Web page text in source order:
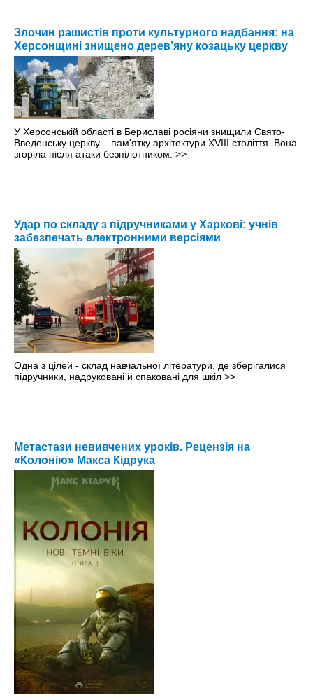
Злочин рашистів проти культурного надбання: на
Херсонщині знищено дерев’яну козацьку церкву
У Херсонській області в Бериславі росіяни знищили Свято-
Введенську церкву – пам'ятку архітектури XVIII століття. Вона
згоріла після атаки безпілотником. >>
Удар по складу з підручниками у Харкові: учнів
забезпечать електронними версіями
Одна з цілей - склад навчальної літератури, де зберігалися
підручники, надруковані й спаковані для шкіл >>
Метастази невивчених уроків. Рецензія на
«Колонію» Макса Кідрука